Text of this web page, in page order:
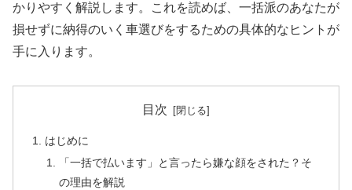
かりやすく解説します。これを読めば、一括派のあなたが
損せずに納得のいく車選びをするための具体的なヒントが
手に入ります。
目次
はじめに
「一括で払います」と言ったら嫌な顔をされた？そ
の理由を解説